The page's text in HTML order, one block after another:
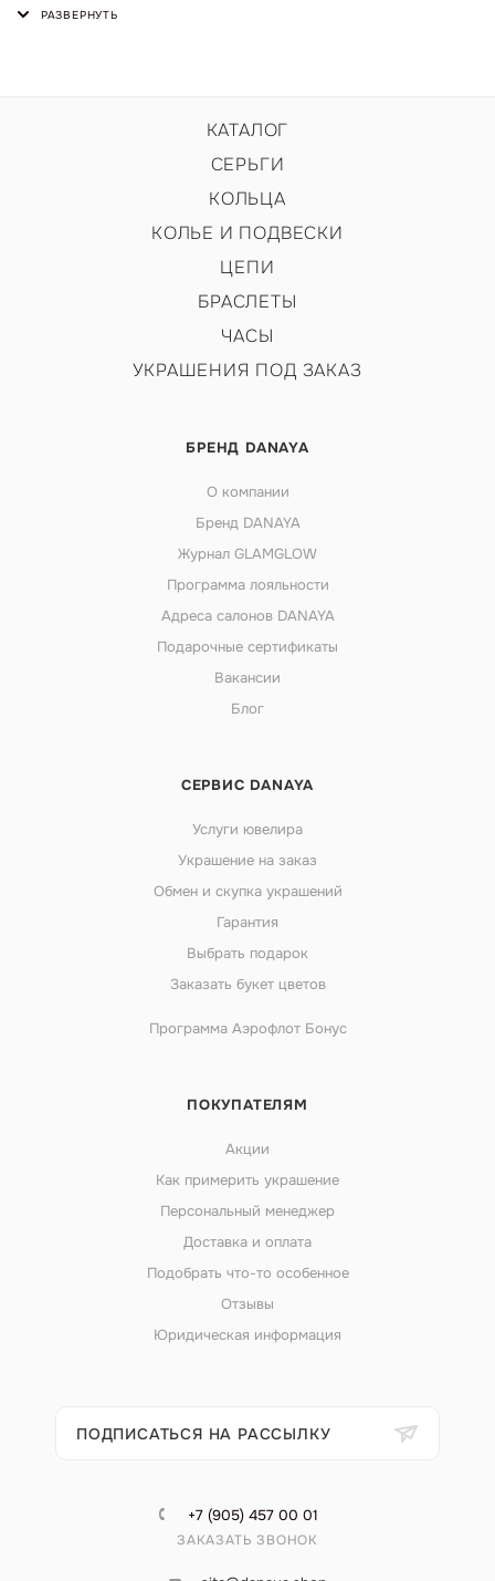
КАТАЛОГ
СЕРЬГИ
КОЛЬЦА
КОЛЬЕ И ПОДВЕСКИ
ЦЕПИ
БРАСЛЕТЫ
ЧАСЫ
УКРАШЕНИЯ ПОД ЗАКАЗ
БРЕНД DANAYA
О компании
Бренд DANAYA
Журнал GLAMGLOW
Программа лояльности
Адреса салонов DANAYA
Подарочные сертификаты
Вакансии
Блог
СЕРВИС DANAYA
Услуги ювелира
Украшение на заказ
Обмен и скупка украшений
Гарантия
Выбрать подарок
Заказать букет цветов
Программа Аэрофлот Бонус
ПОКУПАТЕЛЯМ
Акции
Как примерить украшение
Персональный менеджер
Доставка и оплата
Подобрать что-то особенное
Отзывы
Юридическая информация
ПОДПИСАТЬСЯ НА РАССЫЛКУ
+7 (905) 457 00 01
ЗАКАЗАТЬ ЗВОНОК